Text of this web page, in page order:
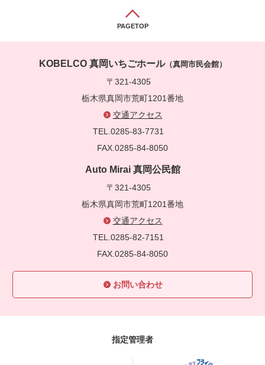
PAGETOP
KOBELCO 真岡いちごホール（真岡市民会館）
〒321-4305
栃木県真岡市荒町1201番地
交通アクセス
TEL.0285-83-7731
FAX.0285-84-8050
Auto Mirai 真岡公民館
〒321-4305
栃木県真岡市荒町1201番地
交通アクセス
TEL.0285-82-7151
FAX.0285-84-8050
お問い合わせ
指定管理者